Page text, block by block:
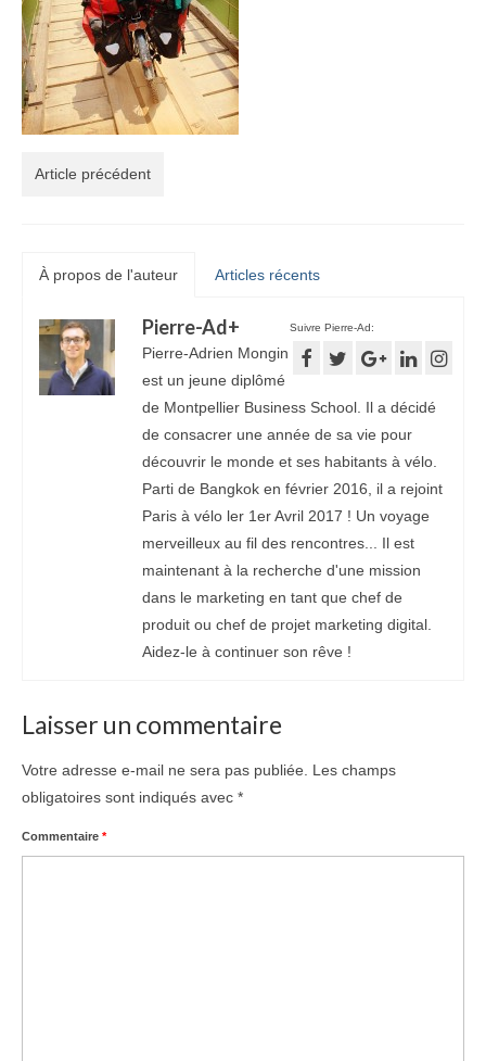
Article précédent
À propos de l'auteur Articles récents
Suivre Pierre-Ad:
Pierre-Ad+
Pierre-Adrien Mongin
est un jeune diplômé
de Montpellier Business School. Il a décidé
de consacrer une année de sa vie pour
découvrir le monde et ses habitants à vélo.
Parti de Bangkok en février 2016, il a rejoint
Paris à vélo ler 1er Avril 2017 ! Un voyage
merveilleux au fil des rencontres... Il est
maintenant à la recherche d'une mission
dans le marketing en tant que chef de
produit ou chef de projet marketing digital.
Aidez-le à continuer son rêve !
Laisser un commentaire
Votre adresse e-mail ne sera pas publiée.
Les champs
obligatoires sont indiqués avec *
Commentaire *